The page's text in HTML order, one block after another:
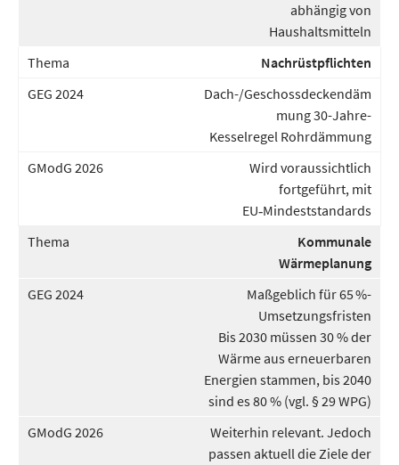
abhängig von
Haushaltsmitteln
Nachrüstpflichten
Dach-/Geschossdeckendäm
mung 30-Jahre-
Kesselregel Rohrdämmung
Wird voraussichtlich
fortgeführt, mit
EU‑Mindeststandards
Kommunale
Wärmeplanung
Maßgeblich für 65 %-
Umsetzungsfristen
Bis 2030 müssen 30 % der
Wärme aus erneuerbaren
Energien stammen, bis 2040
sind es 80 % (vgl. § 29 WPG)
Weiterhin relevant. Jedoch
passen aktuell die Ziele der